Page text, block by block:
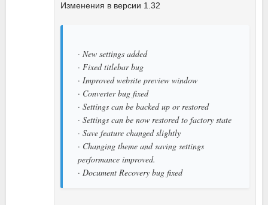
Изменения в версии 1.32
· New settings added
· Fixed titlebar bug
· Improved website preview window
· Converter bug fixed
· Settings can be backed up or restored
· Settings can be now restored to factory state
· Save feature changed slightly
· Changing theme and saving settings
performance improved.
· Document Recovery bug fixed